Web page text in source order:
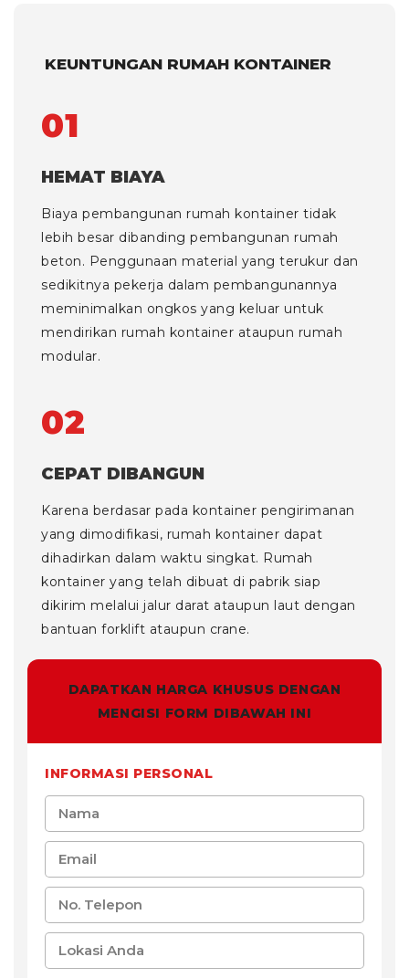
KEUNTUNGAN RUMAH KONTAINER
01
HEMAT BIAYA
Biaya pembangunan rumah kontainer tidak
lebih besar dibanding pembangunan rumah
beton. Penggunaan material yang terukur dan
sedikitnya pekerja dalam pembangunannya
meminimalkan ongkos yang keluar untuk
mendirikan rumah kontainer ataupun rumah
modular.
02
CEPAT DIBANGUN
Karena berdasar pada kontainer pengirimanan
yang dimodifikasi, rumah kontainer dapat
dihadirkan dalam waktu singkat. Rumah
kontainer yang telah dibuat di pabrik siap
dikirim melalui jalur darat ataupun laut dengan
bantuan forklift ataupun crane.
DAPATKAN HARGA KHUSUS DENGAN
MENGISI FORM DIBAWAH INI
INFORMASI PERSONAL